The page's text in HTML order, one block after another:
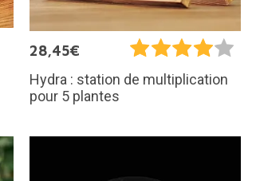
28,45€
Hydra : station de multiplication
pour 5 plantes